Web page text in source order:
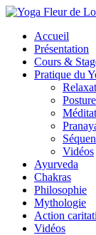
Accueil
Présentation
Cours &
Pratique du
Vidéos
Ayurveda
Chakras
Philosophie
Mythologie
Action
Vidéos